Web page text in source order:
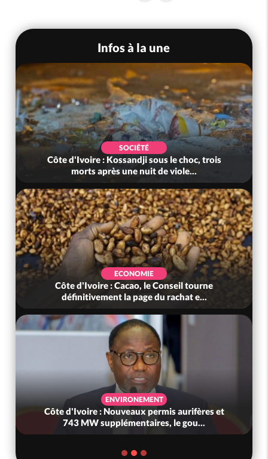
Infos à la une
SOCIÉTÉ
Côte d'Ivoire : Kossandji sous le choc, trois
morts après une nuit de viole...
ECONOMIE
Côte d'Ivoire : Cacao, le Conseil tourne
définitivement la page du rachat e...
ENVIRONEMENT
Côte d'Ivoire : Nouveaux permis aurifères et
743 MW supplémentaires, le gou...